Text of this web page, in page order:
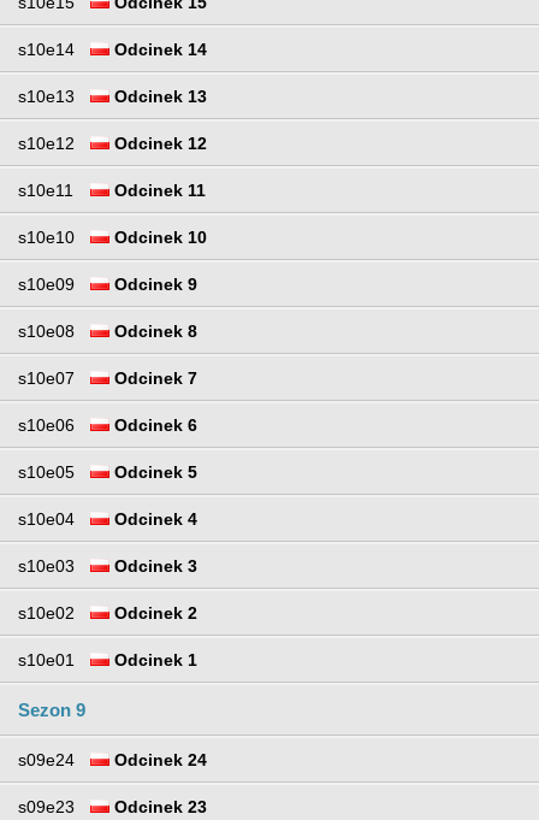
s10e14 Odcinek 14
s10e13 Odcinek 13
s10e12 Odcinek 12
s10e11 Odcinek 11
s10e10 Odcinek 10
s10e09 Odcinek 9
s10e08 Odcinek 8
s10e07 Odcinek 7
s10e06 Odcinek 6
s10e05 Odcinek 5
s10e04 Odcinek 4
s10e03 Odcinek 3
s10e02 Odcinek 2
s10e01 Odcinek 1
Sezon 9
s09e24 Odcinek 24
s09e23 Odcinek 23